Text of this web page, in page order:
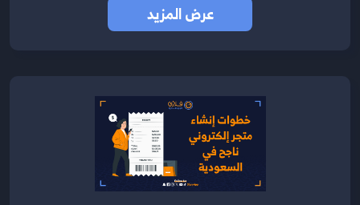
عرض المزيد